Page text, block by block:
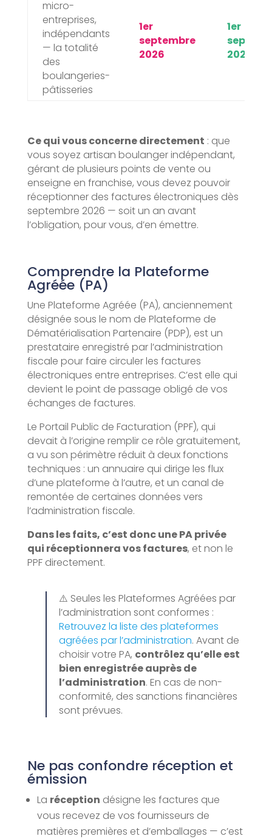
micro-
entreprises,
indépendants
— la totalité
des
boulangeries-
pâtisseries
1er
septembre
2026
1er
2027
Ce qui vous concerne directement : que
vous soyez artisan boulanger indépendant,
gérant de plusieurs points de vente ou
enseigne en franchise, vous devez pouvoir
réceptionner des factures électroniques dès
septembre 2026 — soit un an avant
l’obligation, pour vous, d’en émettre.
Comprendre la Plateforme
Agréée (PA)
Une Plateforme Agréée (PA), anciennement
désignée sous le nom de Plateforme de
Dématérialisation Partenaire (PDP), est un
prestataire enregistré par l’administration
fiscale pour faire circuler les factures
électroniques entre entreprises. C’est elle qui
devient le point de passage obligé de vos
échanges de factures.
Le Portail Public de Facturation (PPF), qui
devait à l’origine remplir ce rôle gratuitement,
a vu son périmètre réduit à deux fonctions
techniques : un annuaire qui dirige les flux
d’une plateforme à l’autre, et un canal de
remontée de certaines données vers
l’administration fiscale.
Dans les faits, c’est donc une PA privée
qui réceptionnera vos factures, et non le
PPF directement.
⚠️ Seules les Plateformes Agréées par
l’administration sont conformes :
Retrouvez la liste des plateformes
agréées par l’administration. Avant de
choisir votre PA, contrôlez qu’elle est
bien enregistrée auprès de
l’administration. En cas de non-
conformité, des sanctions financières
sont prévues.
Ne pas confondre réception et
émission
La réception désigne les factures que
vous recevez de vos fournisseurs de
matières premières et d’emballages — c’est